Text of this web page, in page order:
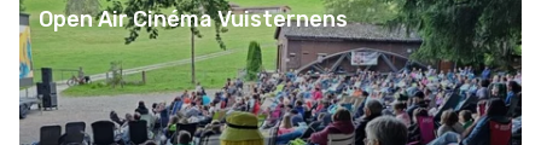
Open Air Cinéma Vuisternens